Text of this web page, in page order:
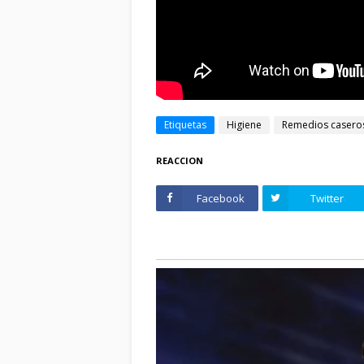
Etiquetas Higiene Remedios
REACCION
Facebook Twitter